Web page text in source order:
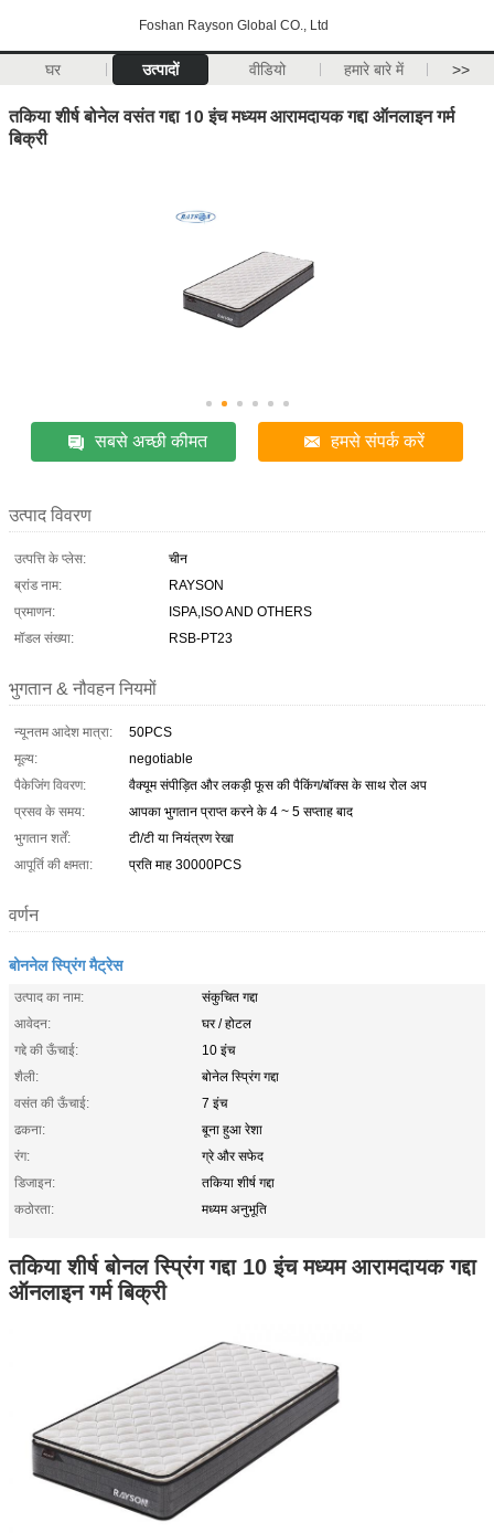
Foshan Rayson Global CO., Ltd
घर उत्पादों वीडियो हमारे बारे में >>
तकिया शीर्ष बोनेल वसंत गद्दा 10 इंच मध्यम आरामदायक गद्दा ऑनलाइन गर्म
बिक्री
सबसे अच्छी कीमत हमसे संपर्क करें
उत्पाद विवरण
उत्पत्ति के प्लेस:
चीन
ब्रांड नाम:
RAYSON
प्रमाणन:
ISPA,ISO AND OTHERS
मॉडल संख्या:
RSB-PT23
भुगतान & नौवहन नियमों
न्यूनतम आदेश मात्रा:
50PCS
मूल्य:
negotiable
पैकेजिंग विवरण:
वैक्यूम संपीड़ित और लकड़ी फूस की पैकिंग/बॉक्स के साथ रोल अप
प्रसव के समय:
आपका भुगतान प्राप्त करने के 4 ~ 5 सप्ताह बाद
भुगतान शर्तें:
टी/टी या नियंत्रण रेखा
आपूर्ति की क्षमता:
प्रति माह 30000PCS
वर्णन
बोननेल स्प्रिंग मैट्रेस
उत्पाद का नाम:
संकुचित गद्दा
आवेदन:
घर / होटल
गद्दे की ऊँचाई:
10 इंच
शैली:
बोनेल स्प्रिंग गद्दा
वसंत की ऊँचाई:
7 इंच
ढकना:
बूना हुआ रेशा
रंग:
ग्रे और सफेद
डिजाइन:
तकिया शीर्ष गद्दा
कठोरता:
मध्यम अनुभूति
तकिया शीर्ष बोनल स्प्रिंग गद्दा 10 इंच मध्यम आरामदायक गद्दा
ऑनलाइन गर्म बिक्री